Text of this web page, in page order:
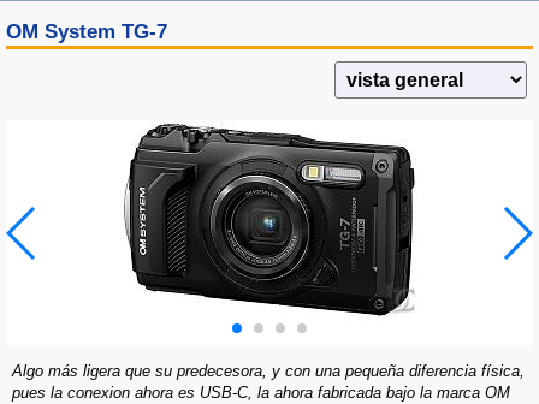
OM System TG-7
Algo más ligera que su predecesora, y con una pequeña diferencia física,
pues la conexion ahora es USB-C, la ahora fabricada bajo la marca OM